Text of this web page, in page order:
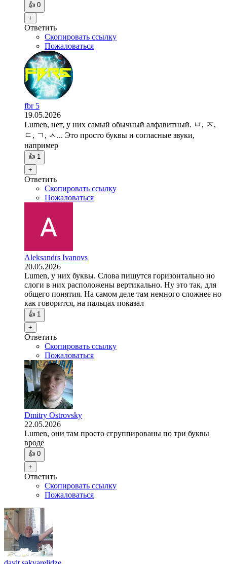
👍 0
+
Ответить
Скопировать ссылку
Пожаловаться
fbr 5
19.05.2026
Lumen, нет, у них самый обычный алфавитный. ㅂ, ㅈ,
ㄷ, ㄱ, ㅅ... Это просто буквы и согласные звуки,
например
👍 1
+
Ответить
Скопировать ссылку
Пожаловаться
Aleksandrs Ivanovs
20.05.2026
Lumen, у них буквы. Слова пишутся горизонтально но
слоги в них расположены вертикально. Ну это так, для
общего понятия. На самом деле там немного сложнее но
как говорится, на пальцах показал
👍 1
+
Ответить
Скопировать ссылку
Пожаловаться
Dmitry Ostrovsky
22.05.2026
Lumen, они там просто сгруппированы по три буквы
вроде
👍 0
+
Ответить
Скопировать ссылку
Пожаловаться